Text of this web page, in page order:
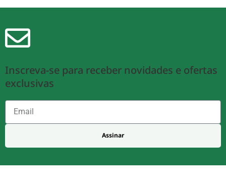
Inscreva-se para receber novidades e ofertas
exclusivas
Assinar